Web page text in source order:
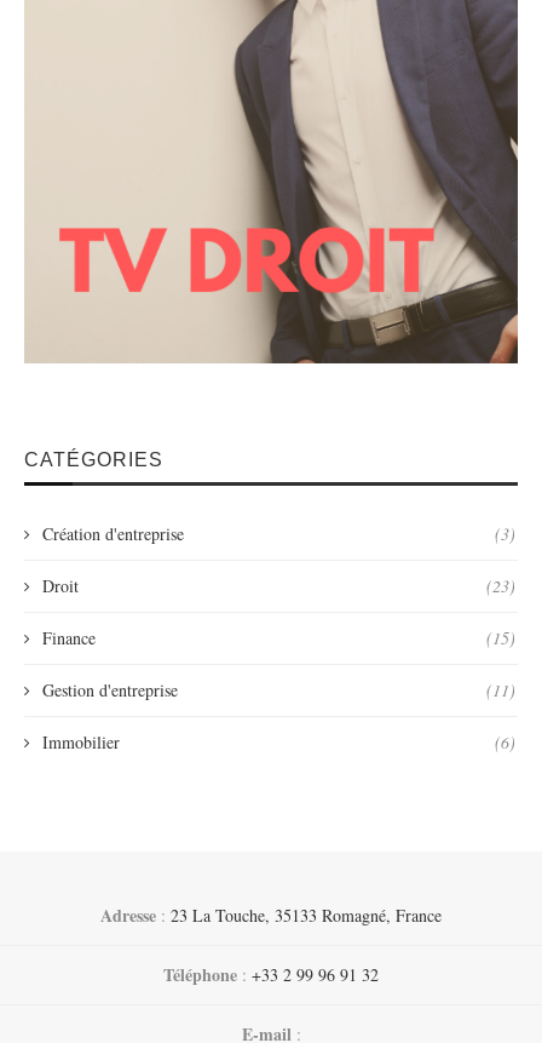
CATÉGORIES
Création d'entreprise (3)
Droit (23)
Finance (15)
Gestion d'entreprise (11)
Immobilier (6)
Adresse : 23 La Touche, 35133 Romagné, France
Téléphone : +33 2 99 96 91 32
E-mail: